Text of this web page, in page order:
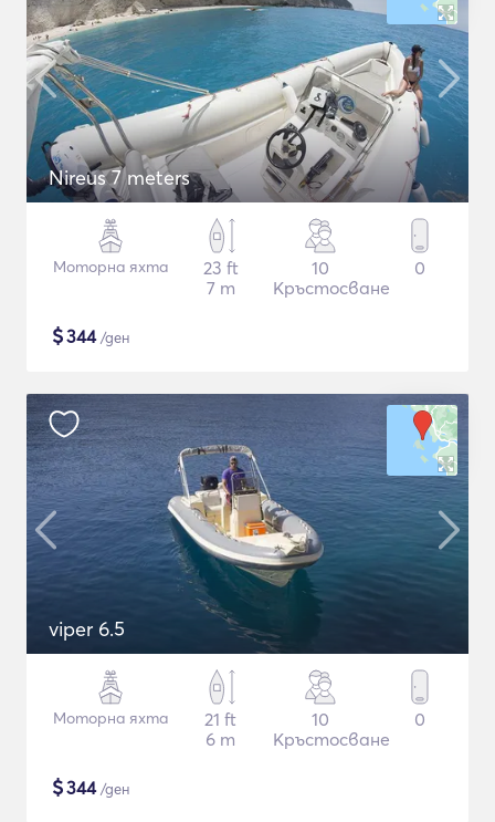
Nireus 7 meters
Моторна яхта
23 ft
7 m
10
Кръстосване
0
$344/ден
viper 6.5
Моторна яхта
21 ft
6 m
10
Кръстосване
0
$344/ден